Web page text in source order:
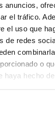
anuncios,
el tráfico.
el uso que
de redes
o
haya hecho
STUDENTS
DE IFES